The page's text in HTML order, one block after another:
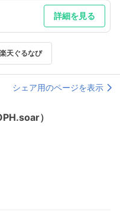
詳細を見る
楽天ぐるなび
シェア用のページを表示
）